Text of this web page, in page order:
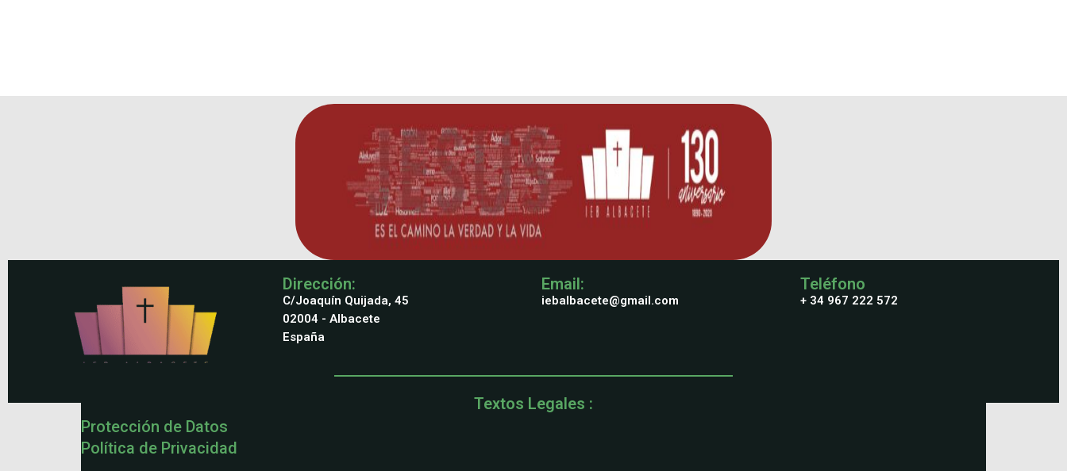
Dirección:
C/Joaquín Quijada, 45
02004 - Albacete
España
Email:
iebalbacete@gmail.com
Teléfono
+ 34 967 222 572
Textos Legales :
Protección de Datos
Política de Privacidad